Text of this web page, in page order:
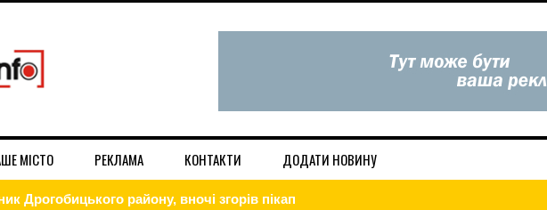
МІСТО РЕКЛАМА КОНТАКТИ ДОДАТИ НОВИНУ
центр "Усмішка", по вул. Трускавецька 47/3